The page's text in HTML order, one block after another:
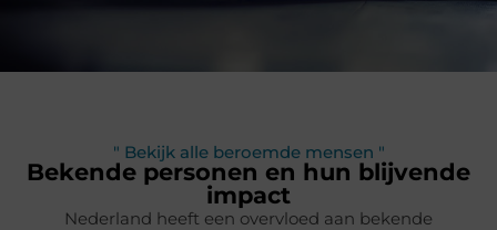
" Bekijk alle beroemde mensen "
Bekende personen en hun blijvende
impact
Nederland heeft een overvloed aan bekende